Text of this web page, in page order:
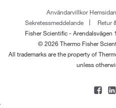
Användarvillkor Hemsidan
Sekretessmeddelande
Retur
Fisher Scientific -
© 2026 Thermo Fisher
All trademarks are the property of
unless